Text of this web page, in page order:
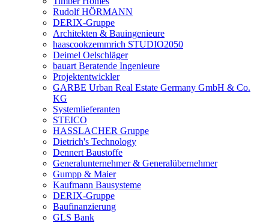
Rudolf HÖRMANN
DERIX-Gruppe
Architekten & Bauingenieure
haascookzemmrich STUDIO2050
Deimel Oelschläger
bauart Beratende Ingenieure
Projektentwickler
GARBE Urban Real Estate Germany GmbH & Co.
KG
Systemlieferanten
STEICO
HASSLACHER Gruppe
Dietrich's Technology
Dennert Baustoffe
Generalunternehmer & Generalübernehmer
Gumpp & Maier
Kaufmann Bausysteme
DERIX-Gruppe
Baufinanzierung
GLS Bank